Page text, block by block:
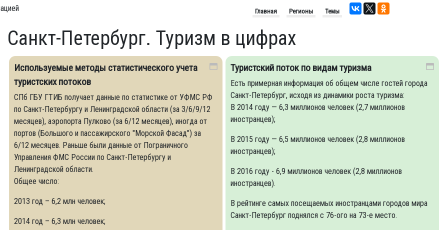
Главная Регионы Темы
Санкт-Петербург. Туризм в цифрах
Используемые методы статистического учета
туристских потоков
СПб ГБУ ГТИБ получает данные по статистике от УФМС РФ
по Санкт-Петербургу и Ленинградской области (за 3/6/9/12
месяцев), аэропорта Пулково (за 6/12 месяцев), иногда от
портов (Большого и пассажирского "Морской Фасад") за
6/12 месяцев. Раньше были данные от Пограничного
Управления ФМС России по Санкт-Петербургу и
Ленинградской области.
Общее число:
2013 год – 6,2 млн человек;
2014 год – 6,3 млн человек;
Туристский поток по видам туризма
Есть примерная информация об общем числе гостей города
Санкт-Петербург, исходя из динамики роста туризма:
В 2014 году — 6,3 миллионов человек (2,7 миллионов
иностранцев);
В 2015 году — 6,5 миллионов человек (2,8 миллионов
иностранцев);
В 2016 году - 6,9 миллионов человек (2,8 миллионов
иностранцев).
B рейтинге самых посещаемых иностранцами городов мира
Санкт-Петербург поднялся с 76-ого на 73-е место.